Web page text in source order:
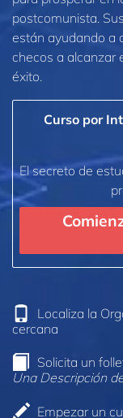
postcomunista.
están ayudando a
checos a alcanzar
éxito.
Curso por
El secreto de
Localiza la
cercana
Solicita un
Una Descripción
Empezar un